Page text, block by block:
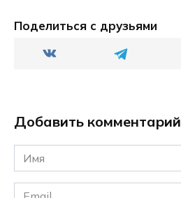
Поделиться с друзьями
Добавить комментарий
Имя
*
Email